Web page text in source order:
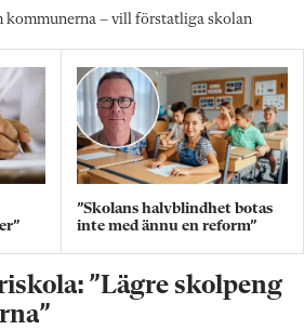
kommunerna – vill förstatliga skolan
”Skolans halvblindhet botas
inte med ännu en reform”
”Lägre skolpeng